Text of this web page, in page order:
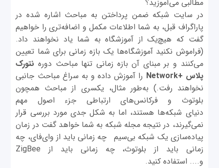
مطالبی می‌آموزید؟
در سایت شبکه ضمن پرداختن به مباحث اشاره شده در
پاراگراف قبل، به شما اطلاعات مکمل و اضافه‌تری را خواهیم
گفت که هیچ‌یک از آموزشگاه به شما یاد نخواهند داد.
(فراموش نکنید آموزشگاه‌ها یک بازه زمانی برای شما تعیین
می‌کنند و بر مبنای آن بازه زمانی تنها مباحث دوره نتورک
پلاس +Network
را آموزش داده و به سراغ مباحث جانبی
نخواهند رفت.) به‌طور مثال، یکسری از مباحث همچون
بلوتوث و فرکانس‌های ارتباطی جزء اصول مهم
دنیای شبکه‌ها هستند، اما به شکل جدی مورد بررسی قرار
نمی‌گیرند، در نتیجه مجله شبکه به شما خواهد گفت در زمان
پیاده‌سازی یک شبکه بی‌سیم چه زمانی باید از وای‌فای، چه
زمانی باید از بلوتوث، چه زمانی باید از ZigBee
و.... استفاده کنید.